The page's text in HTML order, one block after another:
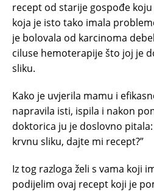
recept od starije gospođe
koja je isto tako imala
je bolovala od karcinoma
ciluse hemoterapije što joj je
sliku.
Kako je uvjerila mamu i
napravila isti, ispila i nakon
doktorica ju je doslovno
krvnu sliku, dajte mi recept?”
Iz tog razloga želi s vama koji
podijelim ovaj recept koji je